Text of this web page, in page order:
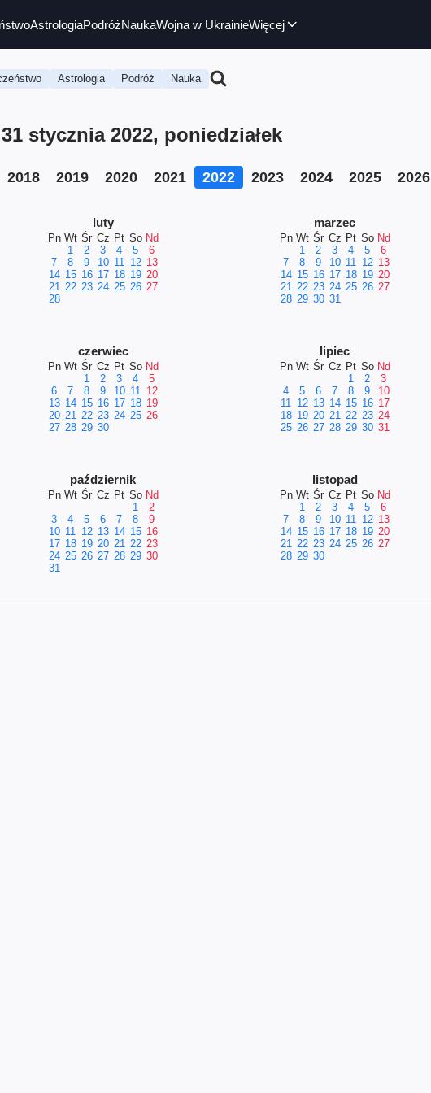
AstrologiaPodróżNaukaWojna w UkrainieWięcej
Astrologia Podróż Nauka
stycznia 2022, poniedziałek
2018 2019 2020 2021 2022 2023 2024 2025 2026
luty
Pn Wt Śr Cz Pt So Nd
1
2 3 4 5
6
7
8 9 10 11 12 13
14 15 16 17 18 19 20
21 22 23 24 25 26 27
28
marzec
Pn Wt Śr Cz Pt So Nd
1
2 3 4 5
6
7
8 9 10 11 12 13
14 15 16 17 18 19 20
21 22 23 24 25 26 27
28 29 30 31
czerwiec
Pn Wt Śr Cz Pt So Nd
1
2 3 4
5
6
7 8 9 10 11 12
13 14 15 16 17 18 19
20 21 22 23 24 25 26
27 28 29 30
lipiec
Pn Wt Śr Cz Pt So Nd
1
2
3
4
5 6 7 8 9
10
11 12 13 14 15 16 17
18 19 20 21 22 23 24
25 26 27 28 29 30 31
październik
Pn Wt Śr Cz Pt So Nd
1
2
3
4 5 6 7 8
9
10 11 12 13 14 15 16
17 18 19 20 21 22 23
24 25 26 27 28 29 30
31
listopad
Pn Wt Śr Cz Pt So Nd
1
2 3 4 5
6
7
8 9 10 11 12 13
14 15 16 17 18 19 20
21 22 23 24 25 26 27
28 29 30